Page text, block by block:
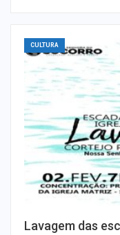
CULTURA
Lavagem das